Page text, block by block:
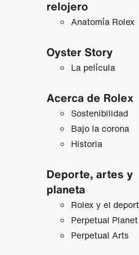
relojero
Anatomía Rolex
Oyster Story
La película
Acerca de Rolex
Sostenibilidad
Bajo la corona
Historia
Deporte, artes y
planeta
Rolex y el
Perpetual Planet
Perpetual Arts